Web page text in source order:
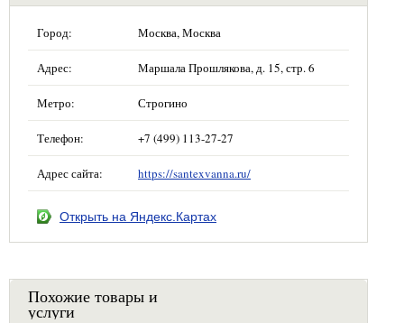
Город: Москва, Москва
Адрес: Маршала Прошлякова, д. 15, стр. 6
Метро: Строгино
Телефон: +7 (499) 113-27-27
Адрес сайта: https://santexvanna.ru/
Открыть на Яндекс.Картах
Похожие товары и
услуги